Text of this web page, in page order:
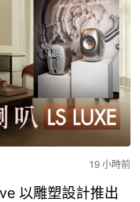
19 小時前
以雕塑設計推出